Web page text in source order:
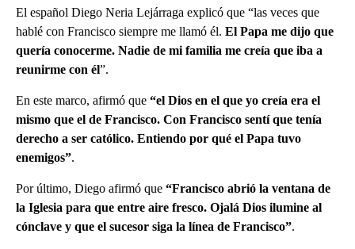
El español Diego Neria Lejárraga explicó que “las veces que
hablé con Francisco siempre me llamó él. El Papa me dijo que
quería conocerme. Nadie de mi familia me creía que iba a
reunirme con él”.
En este marco, afirmó que “el Dios en el que yo creía era el
mismo que el de Francisco. Con Francisco sentí que tenía
derecho a ser católico. Entiendo por qué el Papa tuvo
enemigos”.
Por último, Diego afirmó que “Francisco abrió la ventana de
la Iglesia para que entre aire fresco. Ojalá Dios ilumine al
cónclave y que el sucesor siga la línea de Francisco”.